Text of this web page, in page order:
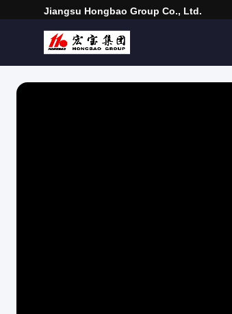
Jiangsu Hongbao Group Co., Ltd.